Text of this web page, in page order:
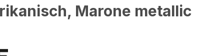
Marone metallic